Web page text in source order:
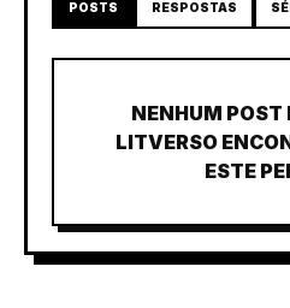
POSTS RESPOSTAS
NENHUM POST
LITVERSO
ESTE